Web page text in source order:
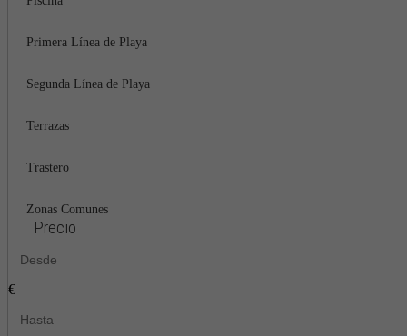
Primera Línea de Playa
Segunda Línea de Playa
Terrazas
Trastero
Zonas Comunes
Precio
€